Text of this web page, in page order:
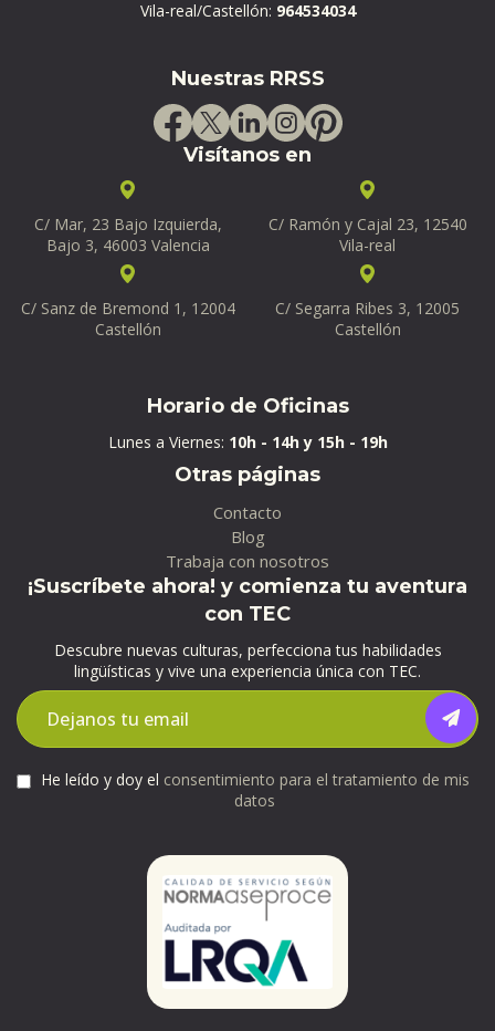
Vila-real/Castellón: 964534034
Nuestras RRSS
Visítanos en
C/ Mar, 23 Bajo Izquierda,
Bajo 3, 46003 Valencia
C/ Ramón y Cajal 23, 12540
Vila-real
C/ Sanz de Bremond 1, 12004
Castellón
C/ Segarra Ribes 3, 12005
Castellón
Horario de Oficinas
Lunes a Viernes: 10h - 14h y 15h - 19h
Otras páginas
Contacto
Blog
Trabaja con nosotros
¡Suscríbete ahora! y comienza tu aventura
con TEC
Descubre nuevas culturas, perfecciona tus habilidades
lingüísticas y vive una experiencia única con TEC.
He leído y doy el consentimiento para el tratamiento de mis
datos